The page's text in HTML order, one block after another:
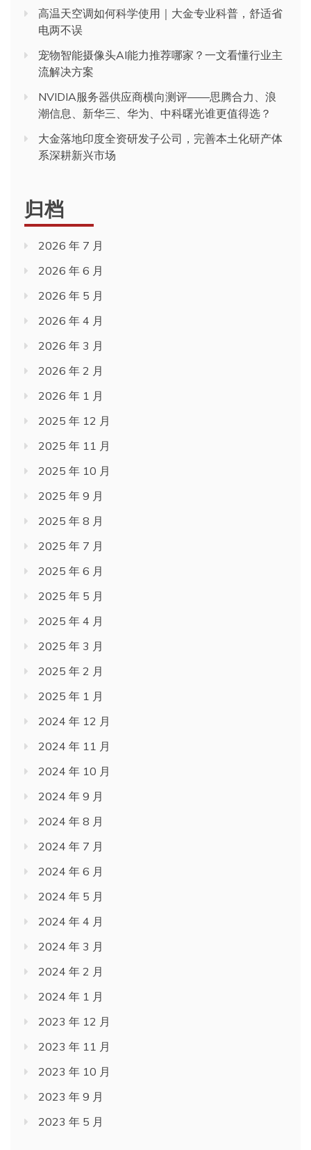
高温天空调如何科学使用｜大金专业科普，舒适省
电两不误
宠物智能摄像头AI能力推荐哪家？一文看懂行业主
流解决方案
NVIDIA服务器供应商横向测评——思腾合力、浪
潮信息、新华三、华为、中科曙光谁更值得选？
大金落地印度全资研发子公司，完善本土化研产体
系深耕新兴市场
归档
2026 年 7 月
2026 年 6 月
2026 年 5 月
2026 年 4 月
2026 年 3 月
2026 年 2 月
2026 年 1 月
2025 年 12 月
2025 年 11 月
2025 年 10 月
2025 年 9 月
2025 年 8 月
2025 年 7 月
2025 年 6 月
2025 年 5 月
2025 年 4 月
2025 年 3 月
2025 年 2 月
2025 年 1 月
2024 年 12 月
2024 年 11 月
2024 年 10 月
2024 年 9 月
2024 年 8 月
2024 年 7 月
2024 年 6 月
2024 年 5 月
2024 年 4 月
2024 年 3 月
2024 年 2 月
2024 年 1 月
2023 年 12 月
2023 年 11 月
2023 年 10 月
2023 年 9 月
2023 年 5 月